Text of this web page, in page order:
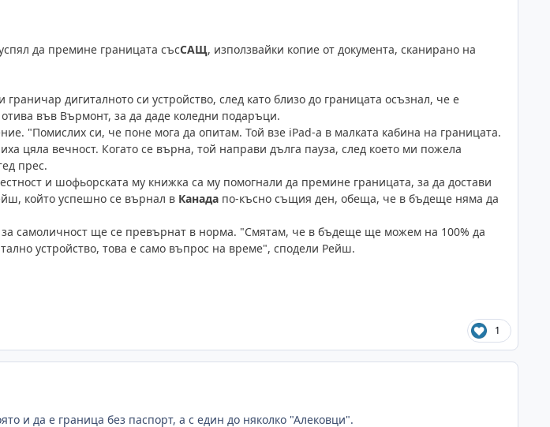
да премине границата съсСАЩ, използвайки копие от документа, сканирано на
дигиталното си устройство, след като близо до границата осъзнал, че е
във Върмонт, за да даде коледни подаръци.
"Помислих си, че поне мога да опитам. Той взе iPad-а в малката кабина на границата.
цяла вечност. Когато се върна, той направи дълга пауза, след което ми пожела
прес.
и шофьорската му книжка са му помогнали да премине границата, за да достави
който успешно се върнал в Канада по-късно същия ден, обеща, че в бъдеще няма да
самоличност ще се превърнат в норма. "Смятам, че в бъдеще ще можем на 100% да
устройство, това е само въпрос на време", сподели Рейш.
1
и да е граница без паспорт, а с един до няколко "Алековци".